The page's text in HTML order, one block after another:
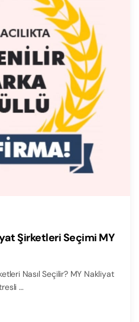
Şirketleri Seçimi MY
Nasıl Seçilir? MY Nakliyat
…